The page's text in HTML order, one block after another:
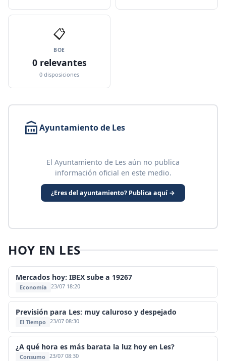
📋
BOE
0 relevantes
0 disposiciones
Ayuntamiento de Les
El Ayuntamiento de Les aún no publica
información oficial en este medio.
¿Eres del ayuntamiento? Publica aquí →
HOY EN LES
Mercados hoy: IBEX sube a 19267
Economía 23/07 18:20
Previsión para Les: muy caluroso y despejado
El Tiempo 23/07 08:30
¿A qué hora es más barata la luz hoy en Les?
Consumo 23/07 08:30